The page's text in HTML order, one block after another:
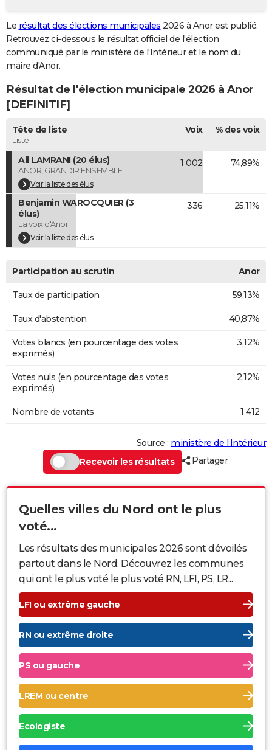
GUIDES D'ACHAT
BONS PLANS
CARTE DE VOEUX
Carte de Noël
Carte Bonne année
Carte Saint-Valentin
Carte Pâques
Carte d'anniversaire
DICTIONNAIRE
Dictionnaire
Biographies
Citations
Expressions
Proverbes
PROGRAMME TV
COPAINS D'AVANT
S'inscrire
Se connecter
Lycées
Collèges
Primaires
Universités
Entreprises
Service militaire
Avis de recherche
AVIS DE DÉCÈS
FORUM
Bricolage
Lifestyle
Culture
Sport
Auto
Television
Voyage
Cinema
Le résultat des élections municipales 2026 à Anor est publié.
Retrouvez ci-dessous le résultat officiel de l'élection
communiqué par le ministère de l'Intérieur et le nom du
maire d'Anor.
Résultat de l'élection municipale 2026 à Anor
[DEFINITIF]
Tête de liste
Liste
Voix % des voix
Ali LAMRANI (20 élus)
ANOR, GRANDIR ENSEMBLE
Voir la liste des élus
1 002 74,89%
Benjamin WAROCQUIER (3
élus)
La voix d'Anor
Voir la liste des élus
336 25,11%
Participation au scrutin Anor
Taux de participation 59,13%
Taux d'abstention 40,87%
Votes blancs (en pourcentage des votes
exprimés)
3,12%
Votes nuls (en pourcentage des votes
exprimés)
2,12%
Nombre de votants 1 412
Source : ministère de l’Intérieur
Recevoir les résultats
Partager
Quelles villes du Nord ont le plus
voté...
Les résultats des municipales 2026 sont dévoilés
partout dans le Nord. Découvrez les communes
qui ont le plus voté le plus voté RN, LFI, PS, LR...
LFI ou extrême gauche
RN ou extrême droite
PS ou gauche
LREM ou centre
Ecologiste